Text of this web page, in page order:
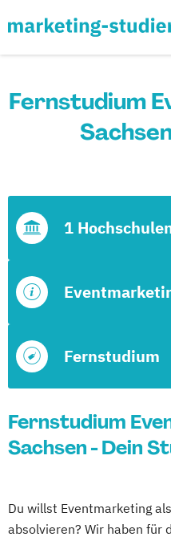
Fernstudium
Fernstudium
1
Fernstudium
Sachsen - Dein
Du willst Eventmarketing
absolvieren? Wir haben für